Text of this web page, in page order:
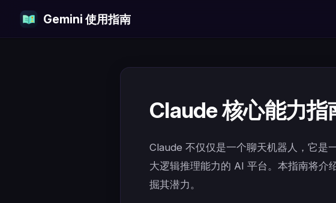
Skip to content
Gemini 使用指南
Claude 核心能力指
Claude 不仅仅是一个聊天机器人，它是
大逻辑推理能力的 AI 平台。本指南将介
掘其潜力。